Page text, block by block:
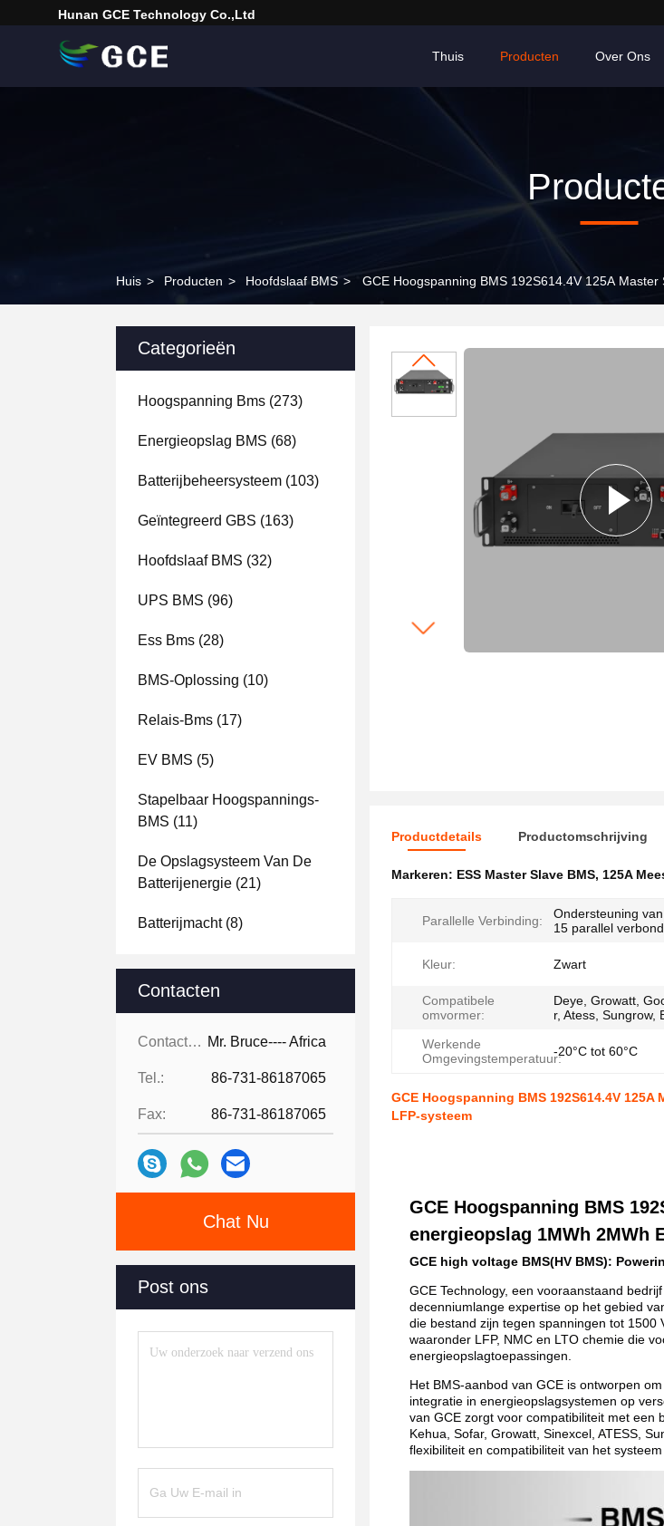
Hunan GCE Technology Co.,Ltd
Thuis Producten Over Ons
Huis > Producten > Hoofdslaaf BMS > GCE Hoogspanning BMS 192S614.4V 125A
Categorieën
Hoogspanning Bms (273)
Energieopslag BMS (68)
Batterijbeheersysteem (103)
Geïntegreerd GBS (163)
Hoofdslaaf BMS (32)
UPS BMS (96)
Ess Bms (28)
BMS-Oplossing (10)
Relais-Bms (17)
EV BMS (5)
Stapelbaar Hoogspannings-
BMS (11)
De Opslagsysteem Van De
Batterijenergie (21)
Batterijmacht(8)
Contacten
Contacten: Mr. Bruce---- Africa
Tel.: 86-731-86187065
Fax: 86-731-86187065
Chat Nu
Post ons
Productdetails Productomschrijving
Markeren: ESS Master Slave BMS, 125A
Parallelle Verbinding:
Ondersteuning
15 parallel
Kleur: Zwart
Compatibele
omvormer:
Deye, Growatt,
r, Atess, Sungrow,
Werkende
Omgevingstemperatuur:-20°C tot 60°C
GCE Hoogspanning BMS 192S614.4V 125A
LFP-systeem
GCE Hoogspanning BMS
energieopslag 1MWh 2MWh
GCE high voltage BMS(HV BMS):
GCE Technology, een vooraanstaand
decenniumlange expertise op het gebied
die bestand zijn tegen spanningen tot 1500
waaronder LFP, NMC en LTO chemie die
energieopslagtoepassingen.
Het BMS-aanbod van GCE is ontworpen
integratie in energieopslagsystemen op
van GCE zorgt voor compatibiliteit met een
Kehua, Sofar, Growatt, Sinexcel, ATESS,
flexibiliteit en compatibiliteit van het